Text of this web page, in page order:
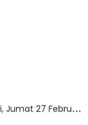
Update Jadwal SIM Keliling Bandung Hari Ini, Jumat 27 Februari 2026